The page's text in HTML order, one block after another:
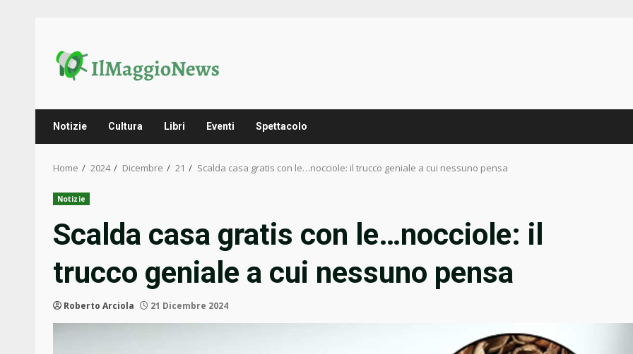
content
Notizie Cultura Libri Eventi Spettacolo
Home 2024 Dicembre 21 Scalda casa gratis con le…nocciole: il trucco geniale a cui nessuno pensa
Notizie
Scalda casa gratis con le…nocciole: il
trucco geniale a cui nessuno pensa
Roberto Arciola 21 Dicembre 2024